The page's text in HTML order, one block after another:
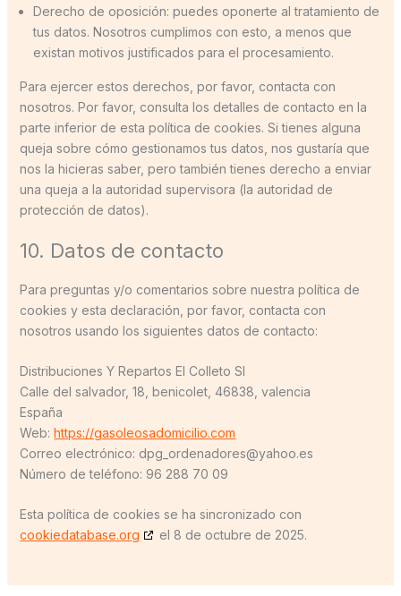
Derecho de oposición: puedes oponerte al tratamiento de
tus datos. Nosotros cumplimos con esto, a menos que
existan motivos justificados para el procesamiento.
Para ejercer estos derechos, por favor, contacta con
nosotros. Por favor, consulta los detalles de contacto en la
parte inferior de esta política de cookies. Si tienes alguna
queja sobre cómo gestionamos tus datos, nos gustaría que
nos la hicieras saber, pero también tienes derecho a enviar
una queja a la autoridad supervisora (la autoridad de
protección de datos).
10. Datos de contacto
Para preguntas y/o comentarios sobre nuestra política de
cookies y esta declaración, por favor, contacta con
nosotros usando los siguientes datos de contacto:
Distribuciones Y Repartos El Colleto Sl
Calle del salvador, 18, benicolet, 46838, valencia
España
Web:https://gasoleosadomicilio.com
Correo electrónico: dpg_ordenadores@yahoo.es
Número de teléfono: 96 288 70 09
Esta política de cookies se ha sincronizado con
cookiedatabase.org
el 8 de octubre de 2025.